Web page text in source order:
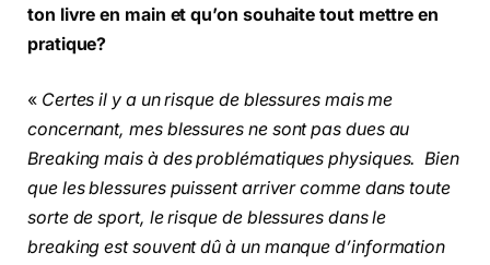
ton livre en main et qu’on souhaite tout mettre en
pratique?
« Certes il y a un risque de blessures mais me
concernant, mes blessures ne sont pas dues au
Breaking mais à des problématiques physiques. Bien
que les blessures puissent arriver comme dans toute
sorte de sport, le risque de blessures dans le
breaking est souvent dû à un manque d’information